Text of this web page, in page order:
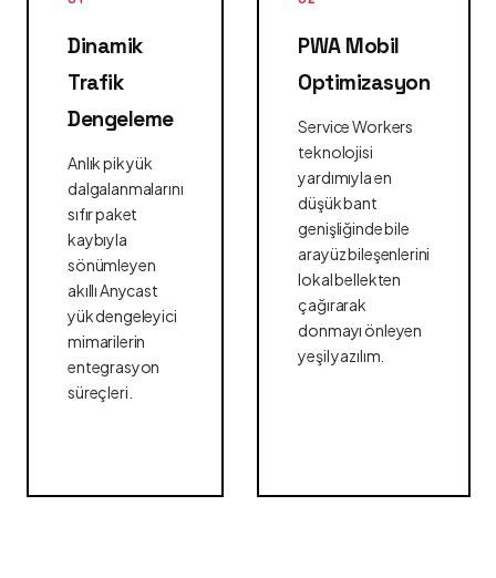
Dinamik
Trafik
Dengeleme
Anlık pik yük
dalgalanmalarını
sıfır paket
kaybıyla
sönümleyen
akıllı Anycast
yük dengeleyici
mimarilerin
entegrasyon
süreçleri.
PWA Mobil
Optimizasyon
Service Workers
teknolojisi
yardımıyla en
düşük bant
genişliğinde bile
arayüz bileşenlerini
lokal bellekten
çağırarak
donmayı önleyen
yeşil yazılım.